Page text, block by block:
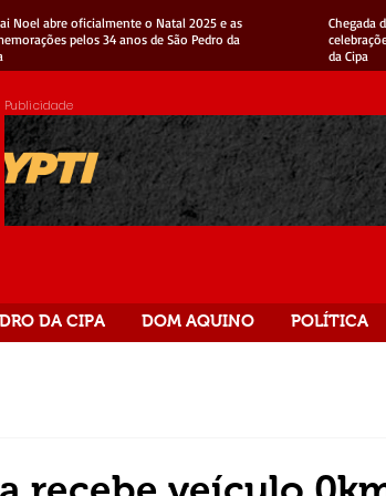
Noel abre oficialmente o Natal 2025 e as
pelos 34 anos de São Pedro da
Chegada
da Cipa
Publicidade
DA CIPA DOM AQUINO POLÍTICA